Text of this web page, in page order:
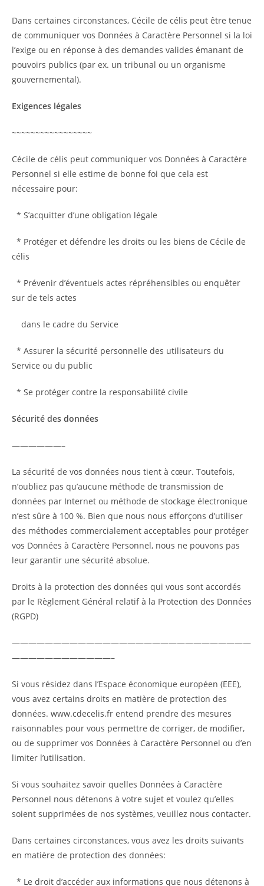
Dans certaines circonstances, Cécile de célis peut être tenue
de communiquer vos Données à Caractère Personnel si la loi
l’exige ou en réponse à des demandes valides émanant de
pouvoirs publics (par ex. un tribunal ou un organisme
gouvernemental).
Exigences légales
~~~~~~~~~~~~~~~~~
Cécile de célis peut communiquer vos Données à Caractère
Personnel si elle estime de bonne foi que cela est
nécessaire pour:
* S’acquitter d’une obligation légale
* Protéger et défendre les droits ou les biens de Cécile de
célis
* Prévenir d’éventuels actes répréhensibles ou enquêter
sur de tels actes
dans le cadre du Service
* Assurer la sécurité personnelle des utilisateurs du
Service ou du public
* Se protéger contre la responsabilité civile
Sécurité des données
——————–
La sécurité de vos données nous tient à cœur. Toutefois,
n’oubliez pas qu’aucune méthode de transmission de
données par Internet ou méthode de stockage électronique
n’est sûre à 100 %. Bien que nous nous efforçons d’utiliser
des méthodes commercialement acceptables pour protéger
vos Données à Caractère Personnel, nous ne pouvons pas
leur garantir une sécurité absolue.
Droits à la protection des données qui vous sont accordés
par le Règlement Général relatif à la Protection des Données
(RGPD)
—————————————————————————————
————————————–
Si vous résidez dans l’Espace économique européen (EEE),
vous avez certains droits en matière de protection des
données. www.cdecelis.fr entend prendre des mesures
raisonnables pour vous permettre de corriger, de modifier,
ou de supprimer vos Données à Caractère Personnel ou d’en
limiter l’utilisation.
Si vous souhaitez savoir quelles Données à Caractère
Personnel nous détenons à votre sujet et voulez qu’elles
soient supprimées de nos systèmes, veuillez nous contacter.
Dans certaines circonstances, vous avez les droits suivants
en matière de protection des données:
* Le droit d’accéder aux informations que nous détenons à